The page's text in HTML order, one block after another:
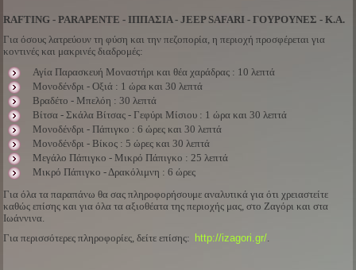
RAFTING - PARAPENTE - ΙΠΠΑΣΙΑ - JEEP SAFARI - ΓΟΥΡΟΥΝΕΣ - Κ.Α.
Για όσους λατρεύουν τη φύση και την πεζοπορία, η περιοχή προσφέρεται για
κοντινές και μακρινές διαδρομές:
Αγία Παρασκευή Μοναστήρι και θέα χαράδρας : 10 λεπτά
Μονοδένδρι - Οξιά : 1 ώρα και 30 λεπτά
Βραδέτο - Μπελόη : 30 λεπτά
Βίτσα - Σκάλα Βίτσας - Γεφύρι Μίσιου : 1 ώρα και 30 λεπτά
Μονοδένδρι - Πάπιγκο : 6 ώρες και 30 λεπτά
Μονοδένδρι - Βίκος : 5 ώρες και 30 λεπτά
Μεγάλο Πάπιγκο - Μικρό Πάπιγκο : 25 λεπτά
Μικρό Πάπιγκο - Δρακόλιμνη : 6 ώρες
Για όλα τα παραπάνω θα σας πληροφορήσουμε αναλυτικά για ότι χρειαστείτε
καθώς επίσης και για όλα τα αξιοθέατα της περιοχής μας, στο Ζαγόρι και στα
Ιωάννινα.
Για περισσότερες πληροφορίες, δείτε επίσης: http://izagori.gr/